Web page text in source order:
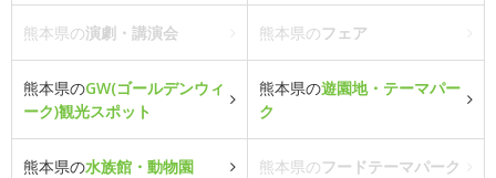
熊本県の演劇・講演会 熊本県のフェア
熊本県のGW(ゴールデンウィ
ーク)観光スポット
熊本県の遊園地・テーマパー
ク
熊本県の水族館・動物園 熊本県のフードテーマパーク